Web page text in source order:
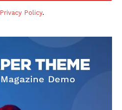
Privacy Policy.